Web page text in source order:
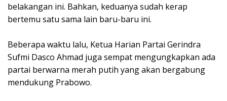
belakangan ini. Bahkan, keduanya sudah kerap
bertemu satu sama lain baru-baru ini.
Beberapa waktu lalu, Ketua Harian Partai Gerindra
Sufmi Dasco Ahmad juga sempat mengungkapkan ada
partai berwarna merah putih yang akan bergabung
mendukung Prabowo.